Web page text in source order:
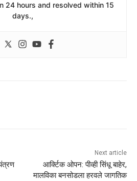
24 hours and resolved within 15
days.,
Next article
आर्क्टिक ओपन: पीव्ही सिंधू बाहेर,
मालविका बनसोडला हरवले जागतिक